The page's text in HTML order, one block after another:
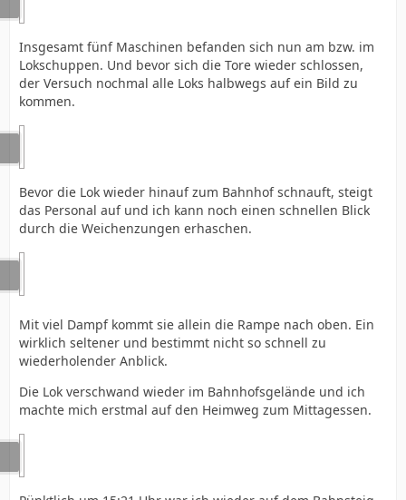
Insgesamt fünf Maschinen befanden sich nun am bzw. im
Lokschuppen. Und bevor sich die Tore wieder schlossen,
der Versuch nochmal alle Loks halbwegs auf ein Bild zu
kommen.
Bevor die Lok wieder hinauf zum Bahnhof schnauft, steigt
das Personal auf und ich kann noch einen schnellen Blick
durch die Weichenzungen erhaschen.
Mit viel Dampf kommt sie allein die Rampe nach oben. Ein
wirklich seltener und bestimmt nicht so schnell zu
wiederholender Anblick.
Die Lok verschwand wieder im Bahnhofsgelände und ich
machte mich erstmal auf den Heimweg zum Mittagessen.